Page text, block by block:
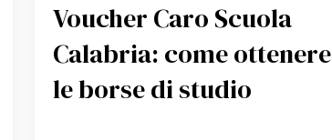
Voucher Caro Scuola
Calabria: come ottenere
le borse di studio